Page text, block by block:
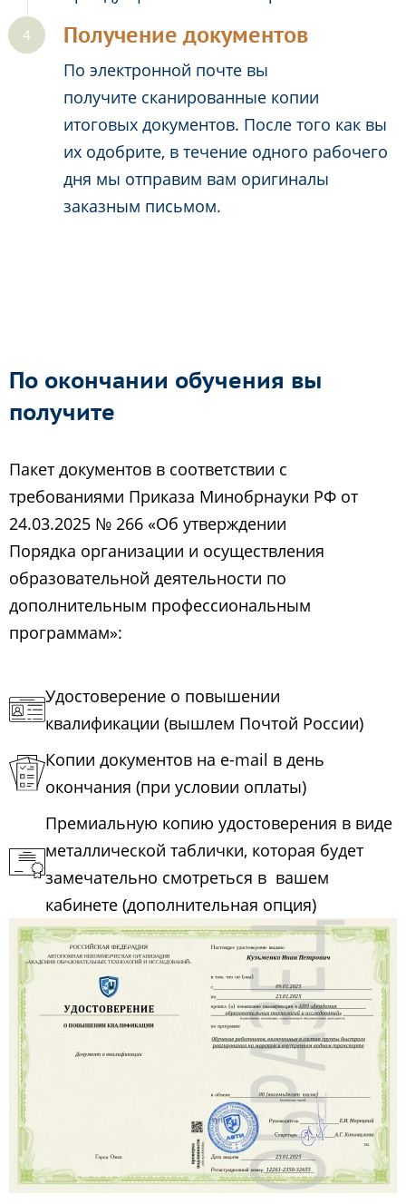
Получение документов
По электронной почте вы
получите сканированные копии
итоговых документов. После того как вы
их одобрите, в течение одного рабочего
дня мы отправим вам оригиналы
заказным письмом.
По окончании обучения вы
получите
Пакет документов в соответствии с
требованиями Приказа Минобрнауки РФ от
24.03.2025 № 266 «Об утверждении
Порядка организации и осуществления
образовательной деятельности по
дополнительным профессиональным
программам»:
Удостоверение о повышении
квалификации (вышлем Почтой России)
Копии документов на e-mail в день
окончания (при условии оплаты)
Премиальную копию удостоверения в виде
металлической таблички, которая будет
замечательно смотреться в вашем
кабинете (дополнительная опция)